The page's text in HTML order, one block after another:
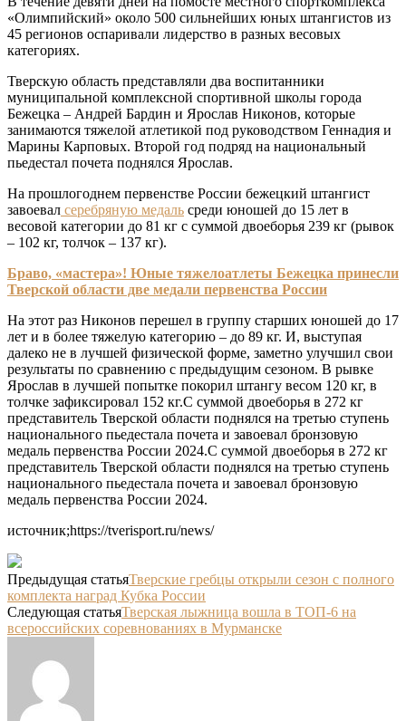
«Олимпийский» около 500 сильнейших юных штангистов из
45 регионов оспаривали лидерство в разных весовых
категориях.
Тверскую область представляли два воспитанники
муниципальной комплексной спортивной школы города
Бежецка – Андрей Бардин и Ярослав Никонов, которые
занимаются тяжелой атлетикой под руководством Геннадия и
Марины Карповых. Второй год подряд на национальный
пьедестал почета поднялся Ярослав.
На прошлогоднем первенстве России бежецкий штангист
завоевал серебряную медаль среди юношей до 15 лет в
весовой категории до 81 кг с суммой двоеборья 239 кг (рывок
– 102 кг, толчок – 137 кг).
Браво, «мастера»! Юные тяжелоатлеты Бежецка принесли
Тверской области две медали первенства России
На этот раз Никонов перешел в группу старших юношей до 17
лет и в более тяжелую категорию – до 89 кг. И, выступая
далеко не в лучшей физической форме, заметно улучшил свои
результаты по сравнению с предыдущим сезоном. В рывке
Ярослав в лучшей попытке покорил штангу весом 120 кг, в
толчке зафиксировал 152 кг.С суммой двоеборья в 272 кг
представитель Тверской области поднялся на третью ступень
национального пьедестала почета и завоевал бронзовую
медаль первенства России 2024.С суммой двоеборья в 272 кг
представитель Тверской области поднялся на третью ступень
национального пьедестала почета и завоевал бронзовую
медаль первенства России 2024.
источник;https://tverisport.ru/news/
Предыдущая статьяТверские гребцы открыли сезон с полного
комплекта наград Кубка России
Следующая статьяТверская лыжница вошла в ТОП-6 на
всероссийских соревнованиях в Мурманске